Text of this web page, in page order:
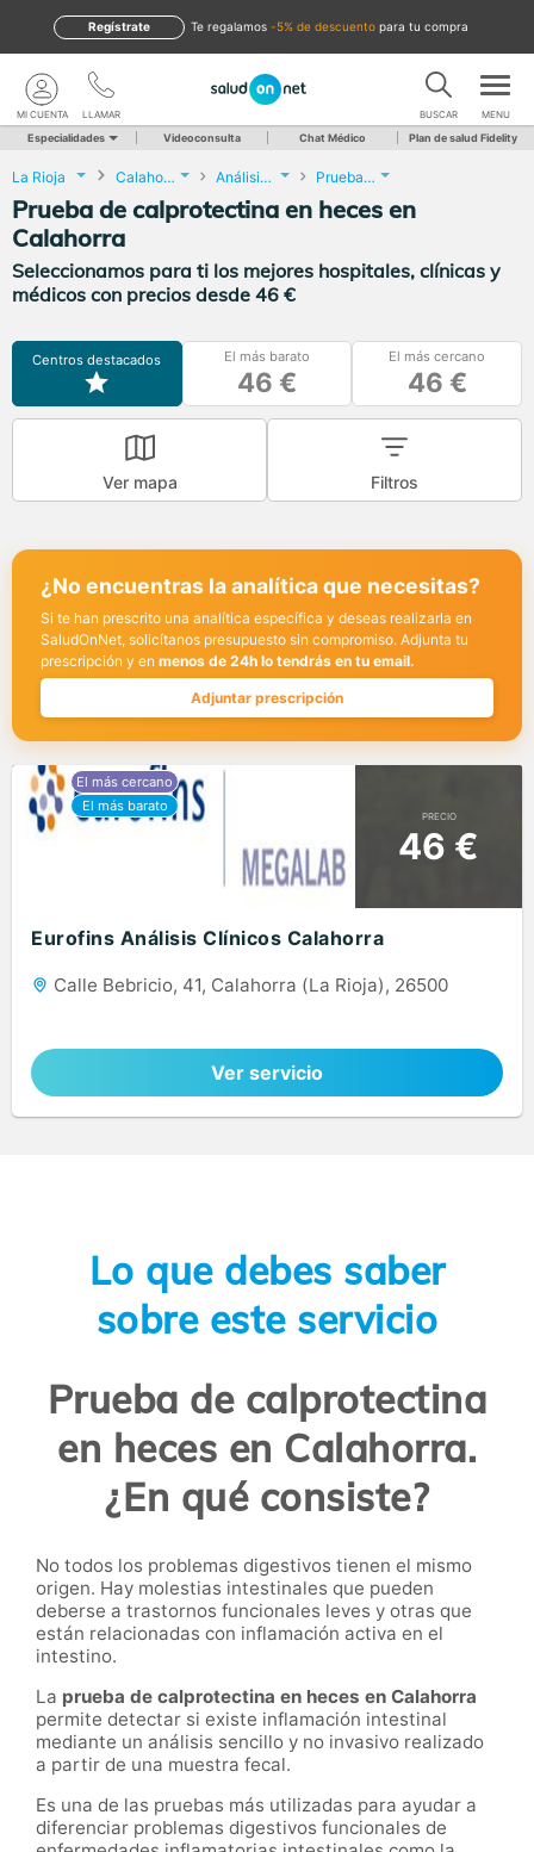
te regalamos -5% de descuento para tu compra
Regístrate
LLAMAR
MI CUENTA BUSCAR MENU
Especialidades Videoconsulta Chat Médico Plan de salud Fidelity
La Rioja Calahorra Análisis Clínicos Prueba de calprotectina en heces
Prueba de calprotectina en heces en
Calahorra
Seleccionamos para ti los mejores hospitales, clínicas y
médicos con precios desde 46 €
Centros destacados El más barato
46 €
El más cercano
46 €
Ver mapa Filtros
¿No encuentras la analítica que necesitas?
Si te han prescrito una analítica específica y deseas realizarla en
SaludOnNet, solicítanos presupuesto sin compromiso. Adjunta tu
prescripción y en menos de 24h lo tendrás en tu email.
Adjuntar prescripción
PRECIO
46 €
Eurofins Análisis Clínicos Calahorra
Calle Bebricio, 41, Calahorra (La Rioja), 26500
Ver servicio
Lo que debes saber
sobre este servicio
Prueba de calprotectina
en heces en Calahorra.
¿En qué consiste?
No todos los problemas digestivos tienen el mismo
origen. Hay molestias intestinales que pueden
deberse a trastornos funcionales leves y otras que
están relacionadas con inflamación activa en el
intestino.
La prueba de calprotectina en heces en Calahorra
permite detectar si existe inflamación intestinal
mediante un análisis sencillo y no invasivo realizado
a partir de una muestra fecal.
Es una de las pruebas más utilizadas para ayudar a
diferenciar problemas digestivos funcionales de